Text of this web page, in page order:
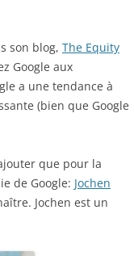
son blog, The Equity
Google aux
a une tendance à
(bien que Google
que pour la
de Google: Jochen
Jochen est un